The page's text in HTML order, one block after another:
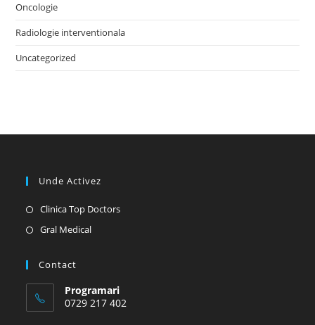
Oncologie
Radiologie interventionala
Uncategorized
Unde Activez
Clinica Top DoctorsOpens
Gral MedicalOpens
tab
Contact
Programari
0729 217 402